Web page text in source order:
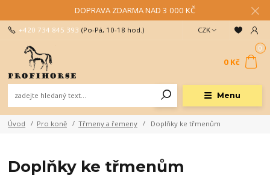
DOPRAVA ZDARMA NAD 3 000 KČ
Menu
CZK
+420 734 845 393 (Po-Pá, 10-18 hod.)
0
0 Kč
Úvod Pro koně Třmeny a řemeny Doplňky ke třmenům
Doplňky ke třmenům